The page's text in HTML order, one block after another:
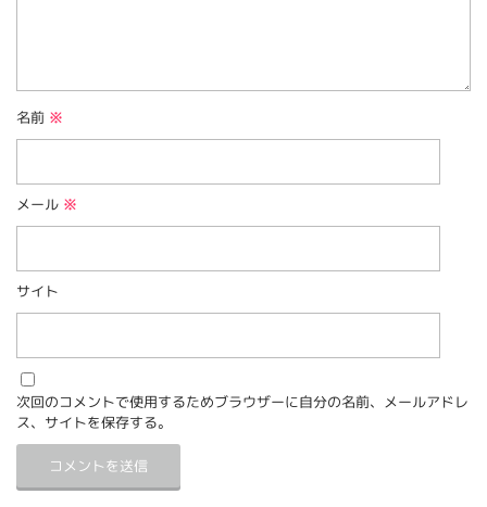
名前 ※
メール ※
サイト
次回のコメントで使用するためブラウザーに自分の名前、メールアドレ
ス、サイトを保存する。